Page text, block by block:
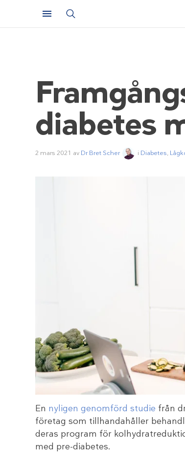
diabetes
2 mars 2021 av Dr Bret Scher i Diabetes,
En nyligen genomförd studie från
företag som tillhandahåller
deras program för
med pre-diabetes.